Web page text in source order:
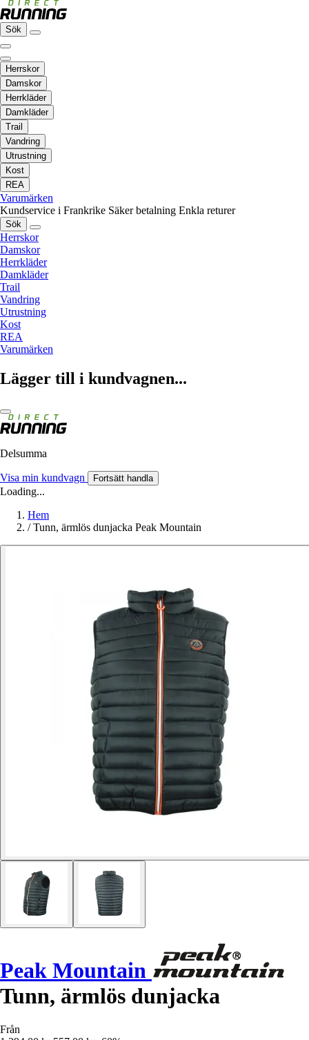
Sök
Herrskor
Damskor
Herrkläder
Damkläder
Trail
Vandring
Utrustning
Kost
REA
Varumärken
Kundservice i Frankrike Säker betalning Enkla returer
Sök
Herrskor
Damskor
Herrkläder
Damkläder
Trail
Vandring
Utrustning
Kost
REA
Varumärken
Lägger till i kundvagnen...
Delsumma
Visa min kundvagn Fortsätt handla
Loading...
Hem
/ Tunn, ärmlös dunjacka Peak Mountain
Peak Mountain
Tunn, ärmlös dunjacka
Från